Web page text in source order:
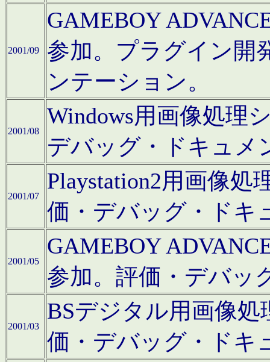
2001/09
GAMEBOY
参加。プラグイン開
ンテーション。
2001/08
Windows用画像処理
デバッグ・ドキュメ
2001/07
Playstation2用画像
価・デバッグ・ドキ
2001/05
GAMEBOY
参加。評価・デバッ
2001/03
BSデジタル用画像
価・デバッグ・ドキ